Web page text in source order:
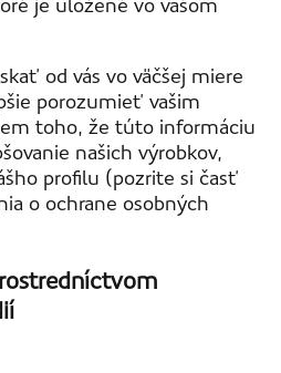
od vás vo väčšej miere
porozumieť vašim
toho, že túto informáciu
našich výrobkov,
profilu (pozrite si časť
o ochrane osobných